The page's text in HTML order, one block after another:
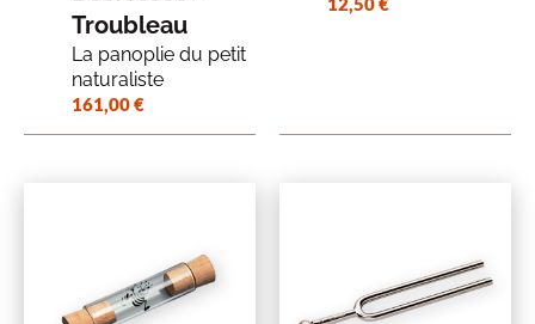
Troubleau
La panoplie du petit
naturaliste
161,00€